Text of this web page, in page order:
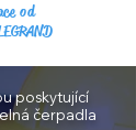
od
poskytující
čerpadla